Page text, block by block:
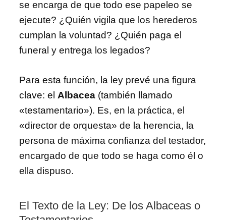
se encarga de que todo ese papeleo se
ejecute? ¿Quién vigila que los herederos
cumplan la voluntad? ¿Quién paga el
funeral y entrega los legados?
Para esta función, la ley prevé una figura
clave: el Albacea (también llamado
«testamentario»). Es, en la práctica, el
«director de orquesta» de la herencia, la
persona de máxima confianza del testador,
encargado de que todo se haga como él o
ella dispuso.
El Texto de la Ley: De los Albaceas o